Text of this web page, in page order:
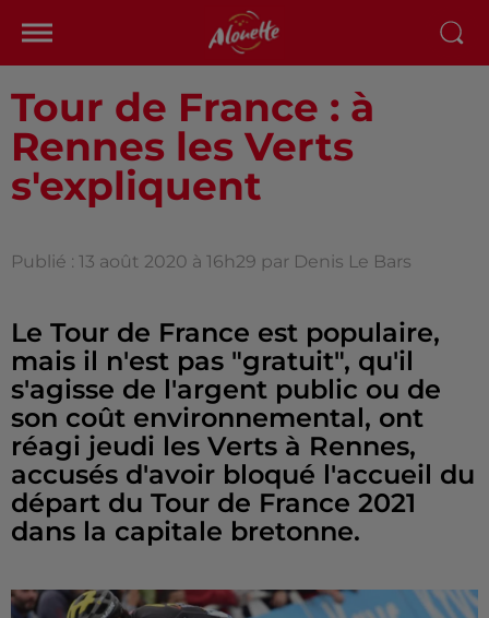
Tour de France : à
Rennes les Verts
s'expliquent
Publié : 13 août 2020 à 16h29 par Denis Le Bars
Le Tour de France est populaire,
mais il n'est pas "gratuit", qu'il
s'agisse de l'argent public ou de
son coût environnemental, ont
réagi jeudi les Verts à Rennes,
accusés d'avoir bloqué l'accueil du
départ du Tour de France 2021
dans la capitale bretonne.